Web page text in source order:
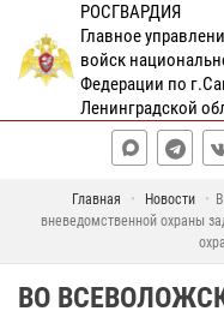
РОСГВАРДИЯ
Главное
войск
Федерации по
Ленинградской
Главная Новости
вневедомственной охраны
ВО